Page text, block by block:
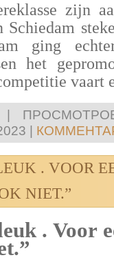
zijn
Schiedam
ging
het
vaart
|
|
. VOOR
NIET.”
. Voor